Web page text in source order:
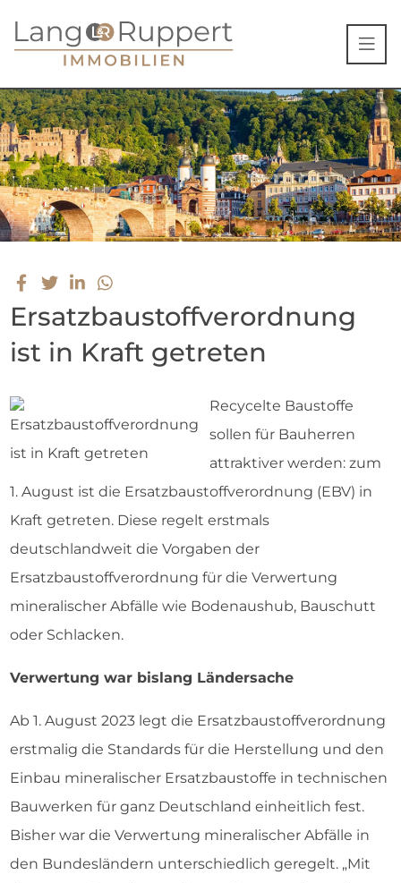
Ersatzbaustoffverordnung
ist in Kraft getreten
Recycelte Baustoffe
sollen für Bauherren
attraktiver werden: zum
1. August ist die Ersatzbaustoffverordnung (EBV) in
Kraft getreten. Diese regelt erstmals
deutschlandweit die Vorgaben der
Ersatzbaustoffverordnung für die Verwertung
mineralischer Abfälle wie Bodenaushub, Bauschutt
oder Schlacken.
Verwertung war bislang Ländersache
Ab 1. August 2023 legt die Ersatzbaustoffverordnung
erstmalig die Standards für die Herstellung und den
Einbau mineralischer Ersatzbaustoffe in technischen
Bauwerken für ganz Deutschland einheitlich fest.
Bisher war die Verwertung mineralischer Abfälle in
den Bundesländern unterschiedlich geregelt. „Mit